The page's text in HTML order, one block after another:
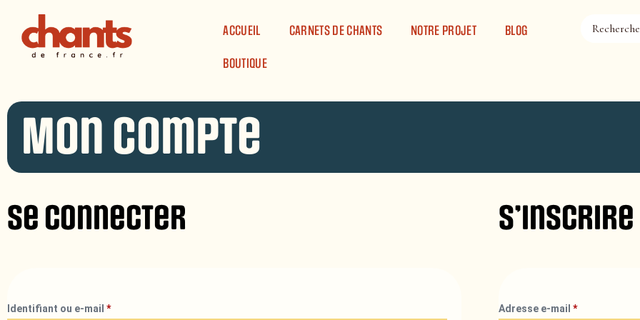
ACCUEIL
CARNETS DE CHANTS NOTRE PROJET BLOG
BOUTIQUE
Mon compte
Se connecter
Identifiant ou e-mail *
S’inscrire
Adresse e-mail*